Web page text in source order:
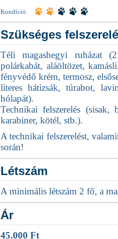
Kondíció:
Szükséges
Téli magashegyi ruházat
polárkabát, aláöltözet,
fényvédő krém, termosz,
literes hátizsák, túrabot,
hólapát).
Technikai felszerelés
karabiner, kötél, stb.).
A technikai felszerelést,
során!
Létszám
A minimális létszám 2 fő, a
Ár
45.000 Ft